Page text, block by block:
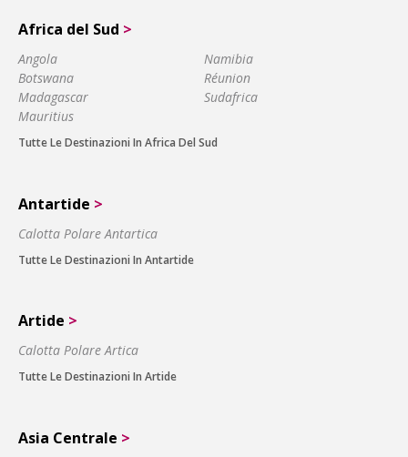
Africa del Sud >
Angola
Botswana
Madagascar
Mauritius
Namibia
Réunion
Sudafrica
Tutte Le Destinazioni In Africa Del Sud
Antartide >
Calotta Polare Antartica
Tutte Le Destinazioni In Antartide
Artide >
Calotta Polare Artica
Tutte Le Destinazioni In Artide
Asia Centrale >